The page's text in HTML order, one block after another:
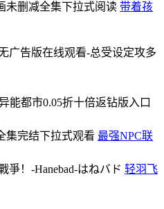
带着孩
最强NPC联
轻羽飞